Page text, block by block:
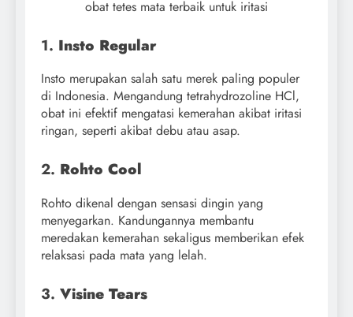
obat tetes mata terbaik untuk iritasi
1. Insto Regular
Insto merupakan salah satu merek paling populer
di Indonesia. Mengandung tetrahydrozoline HCl,
obat ini efektif mengatasi kemerahan akibat iritasi
ringan, seperti akibat debu atau asap.
2. Rohto Cool
Rohto dikenal dengan sensasi dingin yang
menyegarkan. Kandungannya membantu
meredakan kemerahan sekaligus memberikan efek
relaksasi pada mata yang lelah.
3. Visine Tears